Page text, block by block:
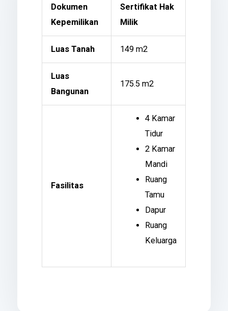
Dokumen
Kepemilikan
Sertifikat Hak
Milik
Luas Tanah 149 m2
Luas
Bangunan
175.5 m2
Fasilitas
4 Kamar
Tidur
2 Kamar
Mandi
Ruang
Tamu
Dapur
Ruang
Keluarga